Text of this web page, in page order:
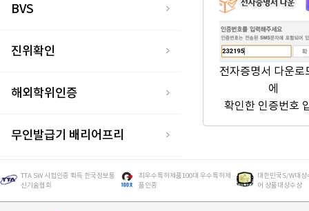
BVS
진위확인
해외학위인증
무인발급기 배리어프리
전자증명서 다운로
에
확인한 인증번호
TTA SW 시헙인증 획득 한국정보통
신기술협회
최우수특허제품100대 우수특허제
품인증
대한민국S/W대상
어 상품대상수상